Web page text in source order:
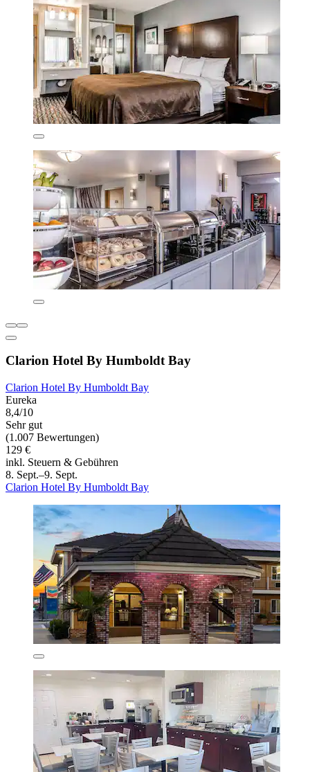
Clarion Hotel By Humboldt Bay
Clarion Hotel By Humboldt Bay
Eureka
8,4/10
Sehr gut
(1.007 Bewertungen)
129 €
inkl. Steuern & Gebühren
8. Sept.–9. Sept.
Clarion Hotel By Humboldt Bay